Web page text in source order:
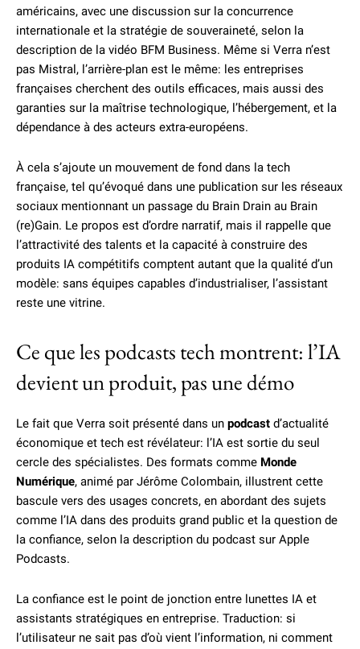
américains, avec une discussion sur la concurrence
internationale et la stratégie de souveraineté, selon la
description de la vidéo BFM Business. Même si Verra n’est
pas Mistral, l’arrière-plan est le même: les entreprises
françaises cherchent des outils efficaces, mais aussi des
garanties sur la maîtrise technologique, l’hébergement, et la
dépendance à des acteurs extra-européens.
À cela s’ajoute un mouvement de fond dans la tech
française, tel qu’évoqué dans une publication sur les réseaux
sociaux mentionnant un passage du Brain Drain au Brain
(re)Gain. Le propos est d’ordre narratif, mais il rappelle que
l’attractivité des talents et la capacité à construire des
produits IA compétitifs comptent autant que la qualité d’un
modèle: sans équipes capables d’industrialiser, l’assistant
reste une vitrine.
Ce que les podcasts tech montrent: l’IA
devient un produit, pas une démo
Le fait que Verra soit présenté dans un podcast d’actualité
économique et tech est révélateur: l’IA est sortie du seul
cercle des spécialistes. Des formats comme Monde
Numérique, animé par Jérôme Colombain, illustrent cette
bascule vers des usages concrets, en abordant des sujets
comme l’IA dans des produits grand public et la question de
la confiance, selon la description du podcast sur Apple
Podcasts.
La confiance est le point de jonction entre lunettes IA et
assistants stratégiques en entreprise. Traduction: si
l’utilisateur ne sait pas d’où vient l’information, ni comment